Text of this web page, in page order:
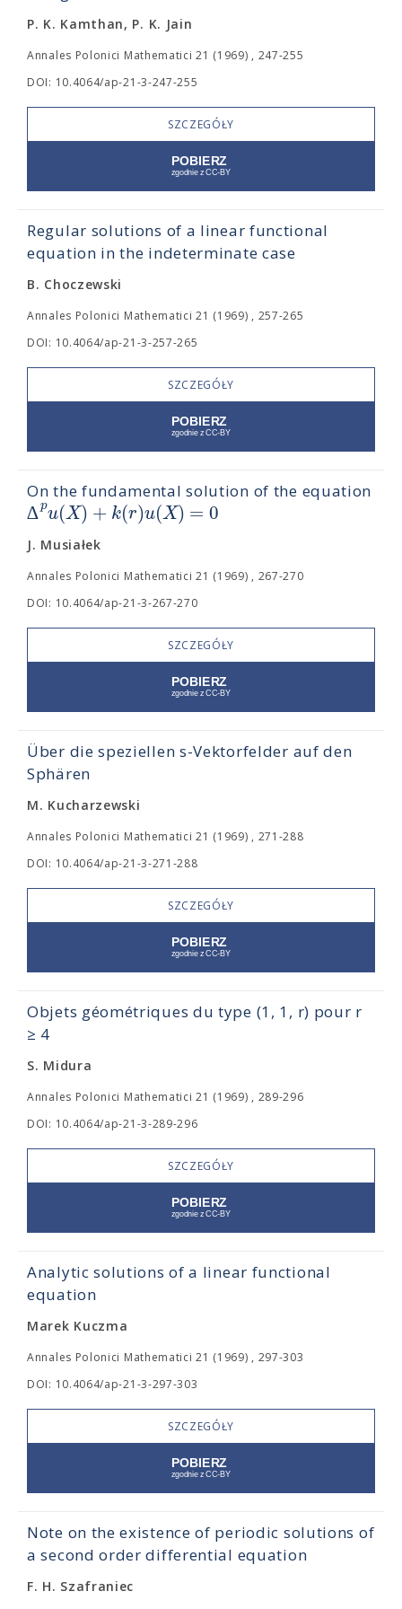
P. K. Kamthan, P. K. Jain
Annales Polonici Mathematici 21 (1969) , 247-255
DOI: 10.4064/ap-21-3-247-255
SZCZEGÓŁY
Regular solutions of a linear functional
equation in the indeterminate case
B. Choczewski
Annales Polonici Mathematici 21 (1969) , 257-265
DOI: 10.4064/ap-21-3-257-265
SZCZEGÓŁY
On the fundamental solution of the equation
∆pu(X) + k(r)u(X) = 0
J. Musiałek
Annales Polonici Mathematici 21 (1969) , 267-270
DOI: 10.4064/ap-21-3-267-270
SZCZEGÓŁY
Über die speziellen s-Vektorfelder auf den
Sphären
M. Kucharzewski
Annales Polonici Mathematici 21 (1969) , 271-288
DOI: 10.4064/ap-21-3-271-288
SZCZEGÓŁY
Objets géométriques du type (1, 1, r) pour r
≥ 4
S. Midura
Annales Polonici Mathematici 21 (1969) , 289-296
DOI: 10.4064/ap-21-3-289-296
SZCZEGÓŁY
Analytic solutions of a linear functional
equation
Marek Kuczma
Annales Polonici Mathematici 21 (1969) , 297-303
DOI: 10.4064/ap-21-3-297-303
SZCZEGÓŁY
Note on the existence of periodic solutions of
a second order differential equation
F. H. Szafraniec